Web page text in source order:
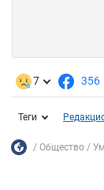
7 356
Теги
Общество